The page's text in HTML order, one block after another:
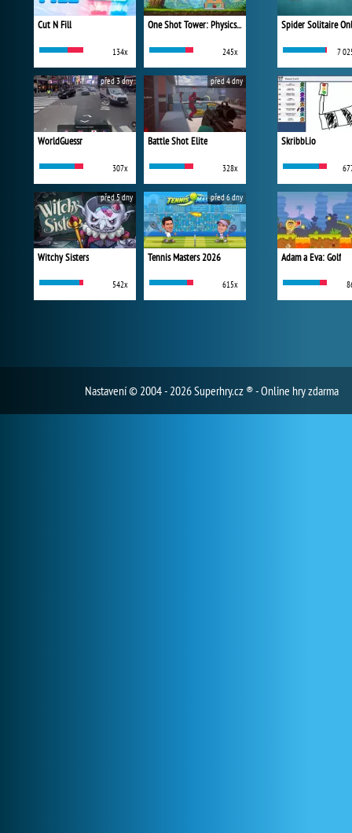
Cut N Fill
134x
One Shot Tower: Physics Destroyer
245x
WorldGuessr
307x
před 3 dny
Battle Shot Elite
328x
před 4 dny
Witchy Sisters
542x
před 5 dny
Tennis Masters 2026
615x
před 6 dny
Spider Solitaire
7
Skribbl.io
Adam a Eva: Golf
Nastavení© 2004 - 2026 Superhry.cz ® - Online hry zdarma